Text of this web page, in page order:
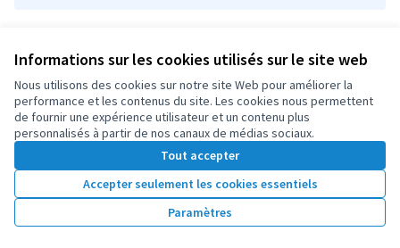
Informations sur les cookies utilisés sur le site web
Nous utilisons des cookies sur notre site Web pour améliorer la
performance et les contenus du site. Les cookies nous permettent
de fournir une expérience utilisateur et un contenu plus
personnalisés à partir de nos canaux de médias sociaux.
Tout accepter
Accepter seulement les cookies essentiels
Paramètres
Conditions d'utilisation
Paramètres des cookies
OIDP sur X
(Lien externe)
OIDP sur Facebook
(Lien externe)
OIDP sur YouTube
(Lien externe)
Français
Choose languageChoisir la langueElegir el idioma
Site réalisé grâce aulogiciel libre Decidim .
Licence
(Lien